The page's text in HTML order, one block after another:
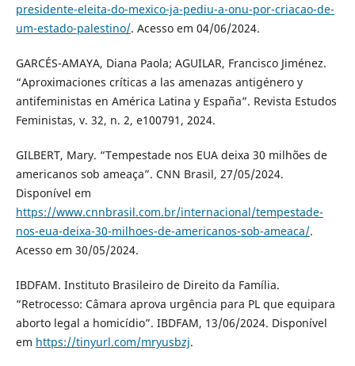
presidente-eleita-do-mexico-ja-pediu-a-onu-por-criacao-de-
um-estado-palestino/. Acesso em 04/06/2024.
GARCÉS-AMAYA, Diana Paola; AGUILAR, Francisco Jiménez.
“Aproximaciones críticas a las amenazas antigénero y
antifeministas en América Latina y España”. Revista Estudos
Feministas, v. 32, n. 2, e100791, 2024.
GILBERT, Mary. “Tempestade nos EUA deixa 30 milhões de
americanos sob ameaça”. CNN Brasil, 27/05/2024.
Disponível em
https://www.cnnbrasil.com.br/internacional/tempestade-
nos-eua-deixa-30-milhoes-de-americanos-sob-ameaca/.
Acesso em 30/05/2024.
IBDFAM. Instituto Brasileiro de Direito da Família.
“Retrocesso: Câmara aprova urgência para PL que equipara
aborto legal a homicídio”. IBDFAM, 13/06/2024. Disponível
em https://tinyurl.com/mryusbzj.